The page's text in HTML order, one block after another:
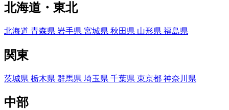
北海道・東北
北海道 青森県 岩手県 宮城県 秋田県 山形県 福島県
関東
茨城県 栃木県 群馬県 埼玉県 千葉県 東京都 神奈川県
中部